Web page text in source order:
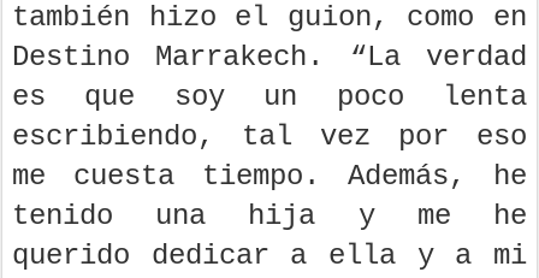
también hizo el guion, como en
Destino Marrakech. “La verdad
es que soy un poco lenta
escribiendo, tal vez por eso
me cuesta tiempo. Además, he
tenido una hija y me he
querido dedicar a ella y a mi